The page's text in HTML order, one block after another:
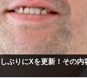
ぶりにXを更新！その